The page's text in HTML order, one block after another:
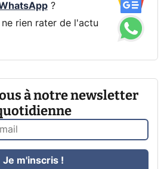
?
rien rater de l'actu
à notre newsletter
Je m'inscris !